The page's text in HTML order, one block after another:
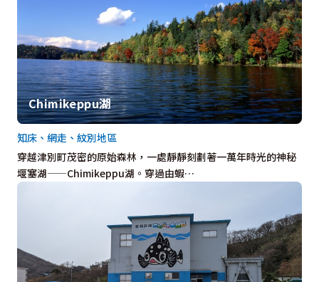
語言
Chimikeppu湖
穿越津別町茂密的原始森林，一處靜靜刻劃著一萬年時光的神秘
堰塞湖——Chimikeppu湖。穿過由蝦…
知床、網走、紋別地區